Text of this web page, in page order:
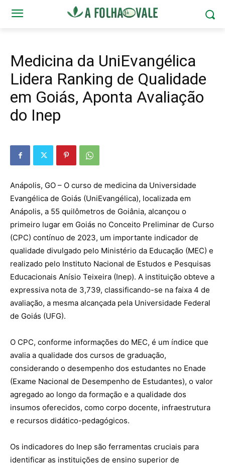
Medicina da UniEvangélica
Lidera Ranking de Qualidade
em Goiás, Aponta Avaliação
do Inep
Anápolis, GO – O curso de medicina da Universidade
Evangélica de Goiás (UniEvangélica), localizada em
Anápolis, a 55 quilômetros de Goiânia, alcançou o
primeiro lugar em Goiás no Conceito Preliminar de Curso
(CPC) contínuo de 2023, um importante indicador de
qualidade divulgado pelo Ministério da Educação (MEC) e
realizado pelo Instituto Nacional de Estudos e Pesquisas
Educacionais Anísio Teixeira (Inep). A instituição obteve a
expressiva nota de 3,739, classificando-se na faixa 4 de
avaliação, a mesma alcançada pela Universidade Federal
de Goiás (UFG).
O CPC, conforme informações do MEC, é um índice que
avalia a qualidade dos cursos de graduação,
considerando o desempenho dos estudantes no Enade
(Exame Nacional de Desempenho de Estudantes), o valor
agregado ao longo da formação e a qualidade dos
insumos oferecidos, como corpo docente, infraestrutura
e recursos didático-pedagógicos.
Os indicadores do Inep são ferramentas cruciais para
identificar as instituições de ensino superior de